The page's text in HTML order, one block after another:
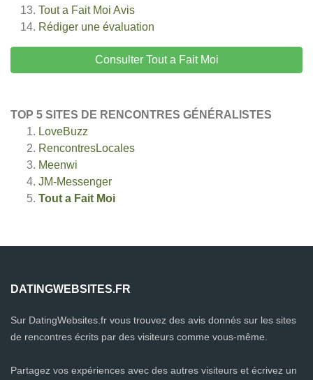
Tout a Fait Moi Avis
Rédiger une évaluation
Consulter Tout a Fait Moi
TOP 5 SITES DE RENCONTRES GÉNÉRALISTES
LoveBuzz
RencontresLocales
Meenwi
JM-Messenger
Tout a Fait Moi
DATINGWEBSITES.FR
Sur DatingWebsites.fr vous trouvez des avis donnés sur les sites
de rencontres écrits par des visiteurs comme vous-même.
Partagez vos expériences avec des autres visiteurs et écrivez un